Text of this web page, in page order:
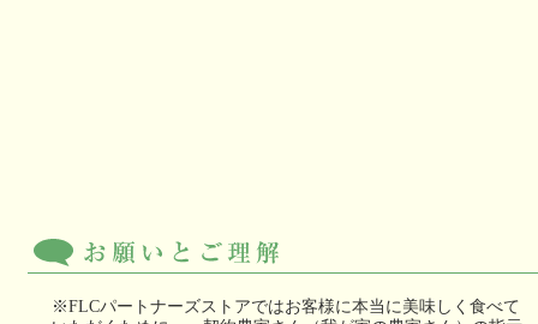
※FLCパートナーズストアではお客様に本当に美味しく食べて